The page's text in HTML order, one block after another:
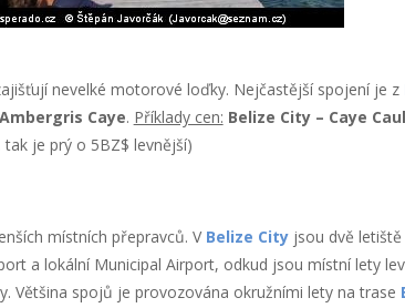
nevelké motorové loďky. Nejčastější spojení je z
Ambergris Caye. Příklady cen: Belize City – Caye
je prý o 5BZ$ levnější)
místních přepravců. V Belize Cityjsou dvě letiště
a lokální Municipal Airport, odkud jsou místní lety
Většina spojů je provozována okružními lety na trase